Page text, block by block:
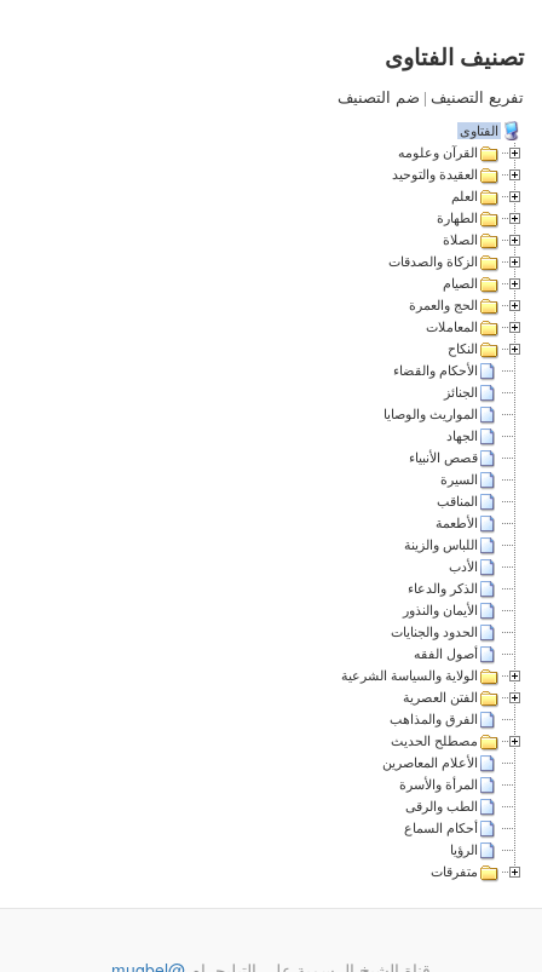
تصنيف الفتاوى
تفريع التصنيف | ضم التصنيف
الفتاوى
القرآن وعلومه
العقيدة والتوحيد
العلم
الطهارة
الصلاة
الزكاة والصدقات
الصيام
الحج والعمرة
المعاملات
النكاح
الأحكام والقضاء
الجنائز
المواريث والوصايا
الجهاد
قصص الأنبياء
السيرة
المناقب
الأطعمة
اللباس والزينة
الأدب
الذكر والدعاء
الأيمان والنذور
الحدود والجنايات
أصول الفقه
الولاية والسياسة الشرعية
الفتن العصرية
الفرق والمذاهب
مصطلح الحديث
الأعلام المعاصرين
المرأة والأسرة
الطب والرقى
أحكام السماع
الرؤيا
متفرقات